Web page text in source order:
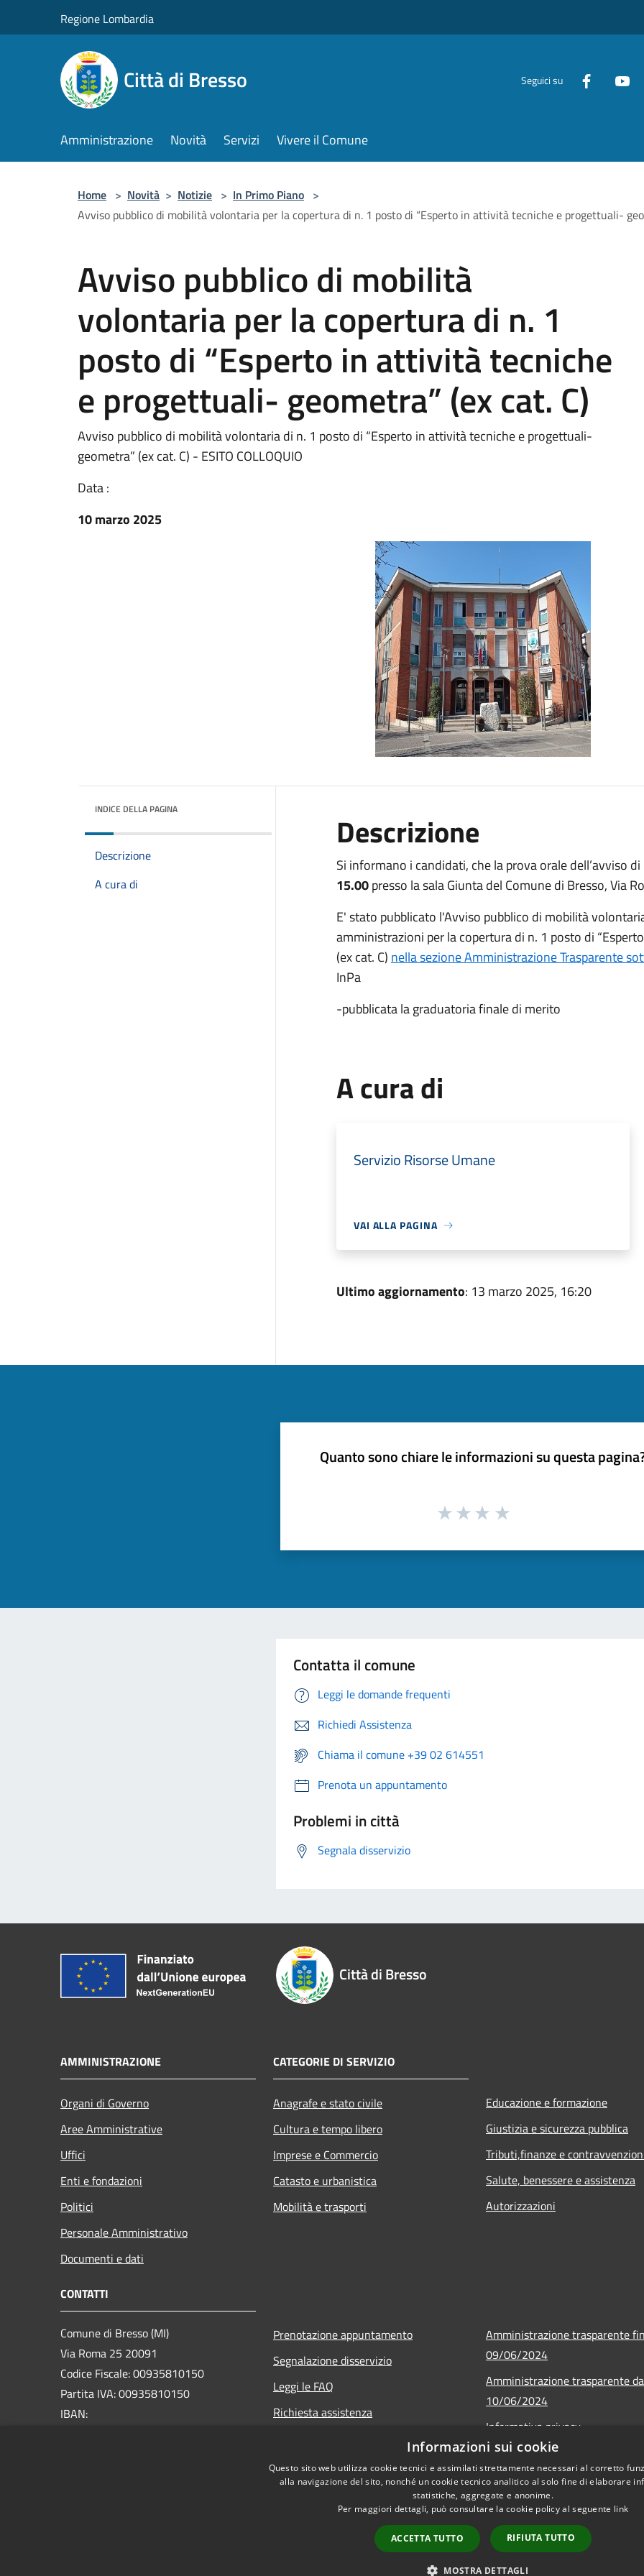
Regione Lombardia
Città di Bresso Seguici su
Amministrazione Novità Servizi Vivere il Comune
Home > Novità > Notizie > In Primo Piano >
Avviso pubblico di mobilità volontaria per la copertura di n. 1 posto di “Esperto in attività tecniche e progettuali-
Avviso pubblico di mobilità
volontaria per la copertura di n. 1
posto di “Esperto in attività tecniche
e progettuali- geometra” (ex cat. C)
Avviso pubblico di mobilità volontaria di n. 1 posto di “Esperto in attività tecniche e progettuali-
geometra” (ex cat. C) - ESITO COLLOQUIO
Data :
10 marzo 2025
INDICE DELLA PAGINA
Descrizione
A cura di
Descrizione
Si informano i candidati, che la prova orale dell’avviso
15.00presso la sala Giunta del Comune di Bresso, Via
E' stato pubblicato l'Avviso pubblico di mobilità
amministrazioni per la copertura di n. 1 posto di
(ex cat. C) nella sezione Amministrazione Trasparente
InPa
-pubblicata la graduatoria finale di merito
A cura di
Servizio Risorse Umane
VAI ALLA PAGINA
Ultimo aggiornamento: 13 marzo 2025, 16:20
Quanto sono chiare le informazioni su questa
Contatta il comune
Leggi le domande frequenti
Richiedi Assistenza
Chiama il comune +39 02 614551
Prenota un appuntamento
Problemi in città
Segnala disservizio
Città di Bresso
AMMINISTRAZIONE
Organi di Governo
Aree Amministrative
Uffici
Enti e fondazioni
Politici
Personale Amministrativo
Documenti e dati
CATEGORIE DI SERVIZIO
Anagrafe e stato civile
Cultura e tempo libero
Imprese e Commercio
Catasto e urbanistica
Mobilità e trasporti
Educazione e formazione
Giustizia e sicurezza pubblica
Tributi,finanze e
Salute, benessere e assistenza
Autorizzazioni
CONTATTI
Comune di Bresso (MI)
Via Roma 25 20091
Codice Fiscale: 00935810150
Partita IVA: 00935810150
IBAN:
Prenotazione appuntamento
Segnalazione disservizio
Leggi le FAQ
Richiesta assistenza
Amministrazione trasparente
09/06/2024
Amministrazione trasparente
10/06/2024
Informativa privacy
Note legali
Dichiarazione di accessibilità
Informazioni sui cookie
Questo sito web utilizza cookie tecnici e assimilati strettamente necessari al corretto
alla navigazione del sito, nonché un cookie tecnico analitico al solo fine di elaborare
statistiche, aggregate e anonime.
Per maggiori dettagli, può consultare la cookie policy al seguente link
ACCETTA TUTTO RIFIUTA TUTTO
MOSTRA DETTAGLI